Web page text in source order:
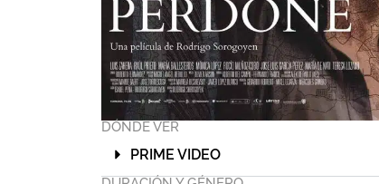
DÓNDE VER
PRIME VIDEO